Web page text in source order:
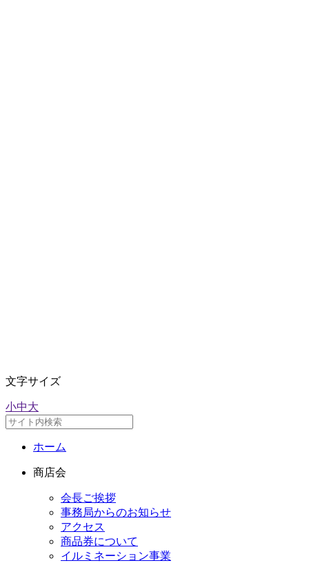
文字サイズ
小中大
ホーム
商店会
会長ご挨拶
事務局からのお知らせ
アクセス
商品券について
イルミネーション事業